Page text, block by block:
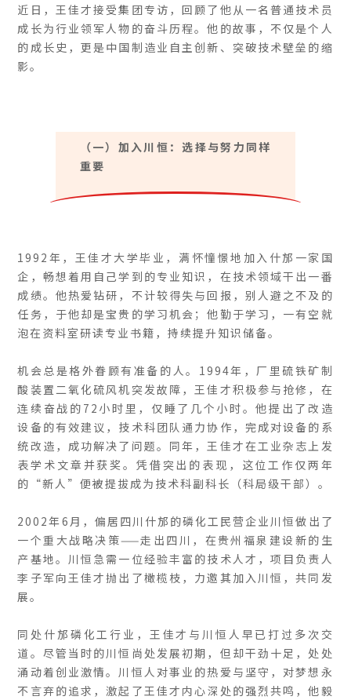
近日，王佳才接受集团专访，回顾了他从一名普通技术员
成长为行业领军人物的奋斗历程。他的故事，不仅是个人
的成长史，更是中国制造业自主创新、突破技术壁垒的缩
影。
（一）加入川恒：选择与努力同样
重要
1992年，王佳才大学毕业，满怀憧憬地加入什邡一家国
企，畅想着用自己学到的专业知识，在技术领域干出一番
成绩。他热爱钻研，不计较得失与回报，别人避之不及的
任务，于他却是宝贵的学习机会；他勤于学习，一有空就
泡在资料室研读专业书籍，持续提升知识储备。
机会总是格外眷顾有准备的人。1994年，厂里硫铁矿制
酸装置二氧化硫风机突发故障，王佳才积极参与抢修，在
连续奋战的72小时里，仅睡了几个小时。他提出了改造
设备的有效建议，技术科团队通力协作，完成对设备的系
统改造，成功解决了问题。同年，王佳才在工业杂志上发
表学术文章并获奖。凭借突出的表现，这位工作仅两年
的“新人”便被提拔成为技术科副科长（科局级干部）。
2002年6月，偏居四川什邡的磷化工民营企业川恒做出了
一个重大战略决策——走出四川，在贵州福泉建设新的生
产基地。川恒急需一位经验丰富的技术人才，项目负责人
李子军向王佳才抛出了橄榄枝，力邀其加入川恒，共同发
展。
同处什邡磷化工行业，王佳才与川恒人早已打过多次交
道。尽管当时的川恒尚处发展初期，但却干劲十足，处处
涌动着创业激情。川恒人对事业的热爱与坚守，对梦想永
不言弃的追求，激起了王佳才内心深处的强烈共鸣，他毅